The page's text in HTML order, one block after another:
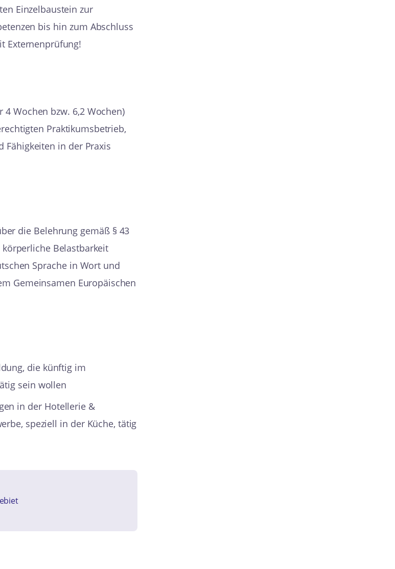
Einzelbaustein zur
bis hin zum Abschluss
Externenprüfung!
Wochen bzw. 6,2 Wochen)
Praktikumsbetrieb,
Fähigkeiten in der Praxis
die Belehrung gemäß § 43
Belastbarkeit
Sprache in Wort und
Gemeinsamen Europäischen
die künftig im
sein wollen
in der Hotellerie &
speziell in der Küche, tätig